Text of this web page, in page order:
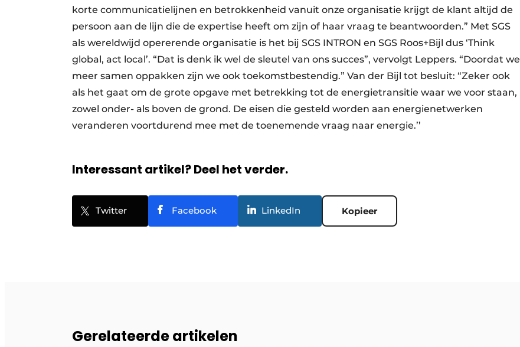
korte communicatielijnen en betrokkenheid vanuit onze organisatie krijgt de klant altijd de
persoon aan de lijn die de expertise heeft om zijn of haar vraag te beantwoorden.” Met SGS
als wereldwijd opererende organisatie is het bij SGS INTRON en SGS Roos+Bijl dus ‘Think
global, act local’. “Dat is denk ik wel de sleutel van ons succes”, vervolgt Leppers. “Doordat we
meer samen oppakken zijn we ook toekomstbestendig.” Van der Bijl tot besluit: “Zeker ook
als het gaat om de grote opgave met betrekking tot de energietransitie waar we voor staan,
zowel onder- als boven de grond. De eisen die gesteld worden aan energienetwerken
veranderen voortdurend mee met de toenemende vraag naar energie.’’
Interessant artikel? Deel het verder.
Twitter Facebook LinkedIn Kopieer
Gerelateerde artikelen